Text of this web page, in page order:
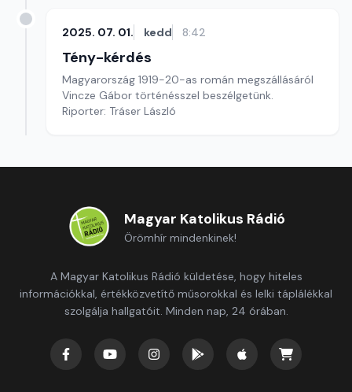
2025. 07. 01. kedd 8:42
Tény-kérdés
Magyarország 1919-20-as román megszállásáról
Vincze Gábor történésszel beszélgetünk.
Riporter: Tráser László
Magyar Katolikus Rádió
Örömhír mindenkinek!
A Magyar Katolikus Rádió küldetése, hogy hiteles
információkkal, értékközvetítő műsorokkal és lelki táplálékkal
szolgálja hallgatóit. Minden nap, 24 órában.